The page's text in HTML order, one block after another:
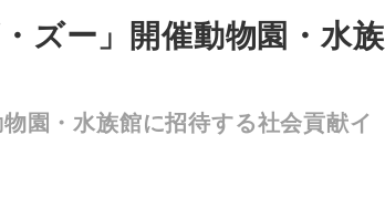
ズー」開催動物園・水族
園・水族館に招待する社会貢献イ